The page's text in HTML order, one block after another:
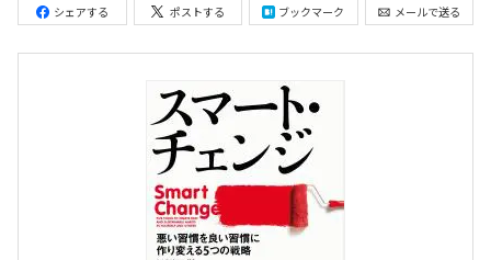
シェアする ポストする ブックマーク メールで送る